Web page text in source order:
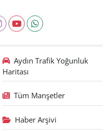
Aydın Trafik Yoğunluk
Haritası
Tüm Manşetler
Haber Arşivi